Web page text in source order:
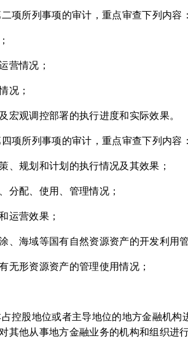
项所列事项的审计，重点审查下列内容：
营情况；
况；
宏观调控部署的执行进度和实际效果。
项所列事项的审计，重点审查下列内容：
、规划和计划的执行情况及其效果；
分配、使用、管理情况；
运营效果；
、海域等国有自然资源资产的开发利用
无形资源资产的管理使用情况；
控股地位或者主导地位的地方金融机构
其他从事地方金融业务的机构和组织进